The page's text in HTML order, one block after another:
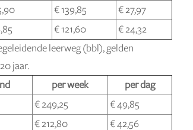
€ 139,85
€ 27,97
€ 121,60
€ 24,32
leerweg (bbl), gelden
jaar.
per week
per dag
€ 249,25
€ 49,85
€ 212,80
€ 42,56